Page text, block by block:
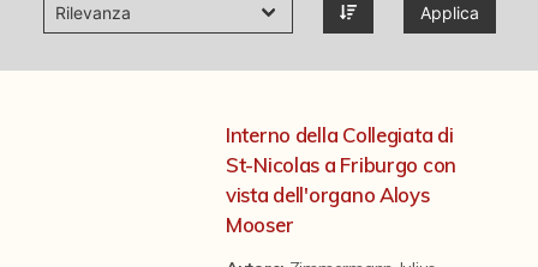
Pubblicazioni Applica
Interno della Collegiata di
St-Nicolas a Friburgo con
vista dell'organo Aloys
Mooser